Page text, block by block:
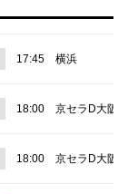
17:45 横浜
18:00 京セラD大阪
18:00 京セラD大阪